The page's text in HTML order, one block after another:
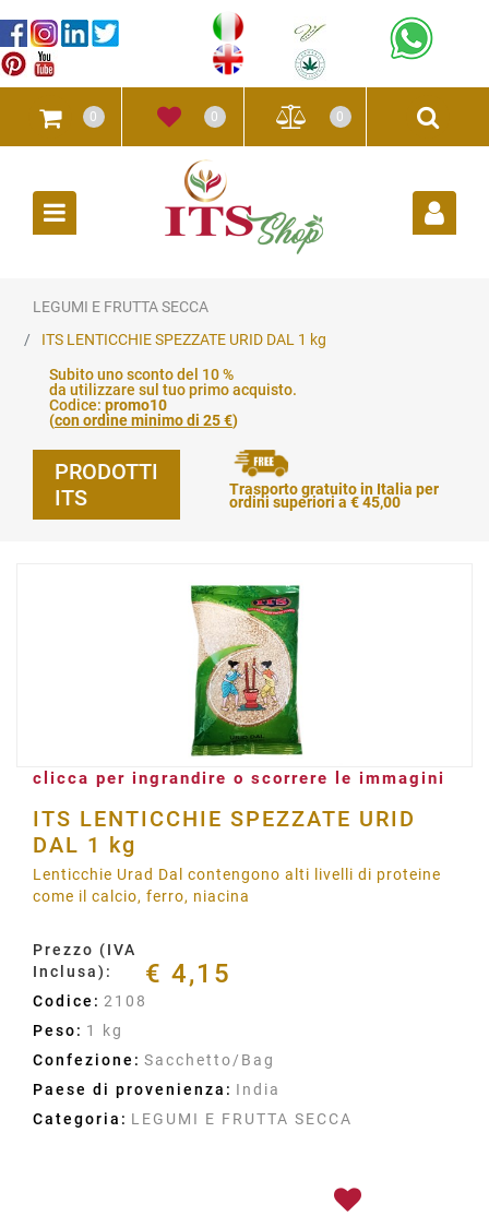
0 0 0
LEGUMI E FRUTTA SECCA
ITS LENTICCHIE SPEZZATE URID DAL 1 kg
Subito uno sconto del 10 %
da utilizzare sul tuo primo acquisto.
Codice: promo10
(con ordine minimo di 25 €)
PRODOTTI
ITS
Trasporto gratuito in Italia per
ordini superiori a € 45,00
clicca per ingrandire o scorrere le immagini
ITS LENTICCHIE SPEZZATE URID
DAL 1 kg
Lenticchie Urad Dal contengono alti livelli di proteine
come il calcio, ferro, niacina
Prezzo (IVA
Inclusa):
€ 4,15
Codice: 2108
Peso: 1 kg
Confezione: Sacchetto/Bag
Paese di provenienza: India
Categoria: LEGUMI E FRUTTA SECCA